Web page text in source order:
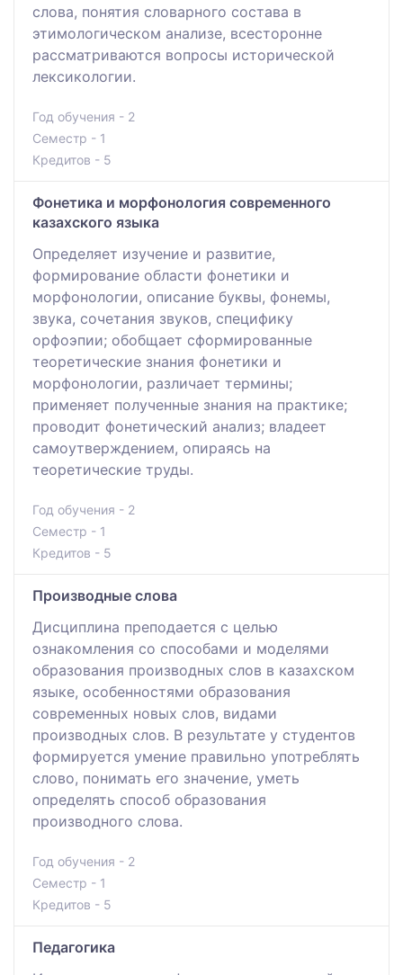
слова, понятия словарного состава в
этимологическом анализе, всесторонне
рассматриваются вопросы исторической
лексикологии.
Год обучения - 2
Семестр - 1
Кредитов - 5
Фонетика и морфонология современного
казахского языка
Определяет изучение и развитие,
формирование области фонетики и
морфонологии, описание буквы, фонемы,
звука, сочетания звуков, специфику
орфоэпии; обобщает сформированные
теоретические знания фонетики и
морфонологии, различает термины;
применяет полученные знания на практике;
проводит фонетический анализ; владеет
самоутверждением, опираясь на
теоретические труды.
Год обучения - 2
Семестр - 1
Кредитов - 5
Производные слова
Дисциплина преподается с целью
ознакомления со способами и моделями
образования производных слов в казахском
языке, особенностями образования
современных новых слов, видами
производных слов. В результате у студентов
формируется умение правильно употреблять
слово, понимать его значение, уметь
определять способ образования
производного слова.
Год обучения - 2
Семестр - 1
Кредитов - 5
Педагогика